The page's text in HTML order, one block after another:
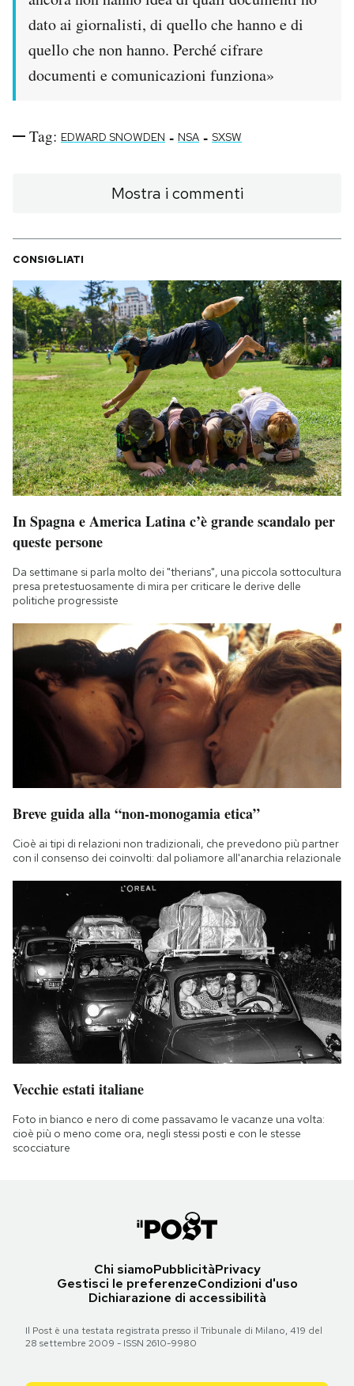
dato ai giornalisti, di quello che hanno e di
quello che non hanno. Perché cifrare
documenti e comunicazioni funziona»
Tag: EDWARD SNOWDEN - NSA - SXSW
Mostra i commenti
CONSIGLIATI
In Spagna e America Latina c’è grande scandalo per
queste persone
Da settimane si parla molto dei "therians", una piccola sottocultura
presa pretestuosamente di mira per criticare le derive delle
politiche progressiste
Breve guida alla “non-monogamia etica”
Cioè ai tipi di relazioni non tradizionali, che prevedono più partner
con il consenso dei coinvolti: dal poliamore all'anarchia relazionale
Vecchie estati italiane
Foto in bianco e nero di come passavamo le vacanze una volta:
cioè più o meno come ora, negli stessi posti e con le stesse
scocciature
Chi siamoPubblicitàPrivacy
Gestisci le preferenzeCondizioni d'uso
Dichiarazione di accessibilità
Il Post è una testata registrata presso il Tribunale di Milano, 419 del
28 settembre 2009 - ISSN 2610-9980